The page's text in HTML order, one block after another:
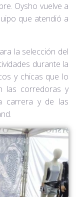
EN NEXUS
Oysho vuelve a
que atendió a
la selección del
durante la
y chicas que lo
las corredoras y
carrera y de las